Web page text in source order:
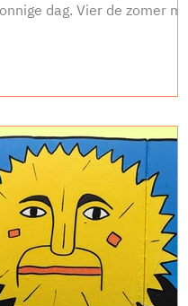
dag. Vier de zomer met